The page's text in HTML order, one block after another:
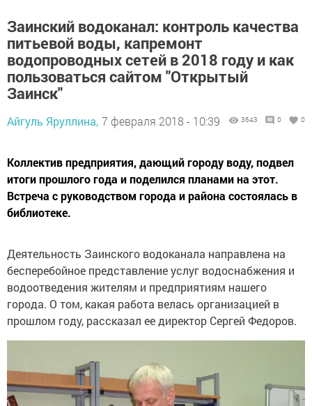
Заинский водоканал: контроль качества
питьевой воды, капремонт
водопроводных сетей в 2018 году и как
пользоваться сайтом "Открытый
Заинск"
Айгуль Яруллина, 7 февраля 2018 - 10:39 3643 0 0
Коллектив предприятия, дающий городу воду, подвел
итоги прошлого года и поделился планами на этот.
Встреча с руководством города и района состоялась в
библиотеке.
Деятельность Заинского водоканала направлена на
бесперебойное представление услуг водоснабжения и
водоотведения жителям и предприятиям нашего
города. О том, какая работа велась организацией в
прошлом году, рассказал ее директор Сергей Федоров.